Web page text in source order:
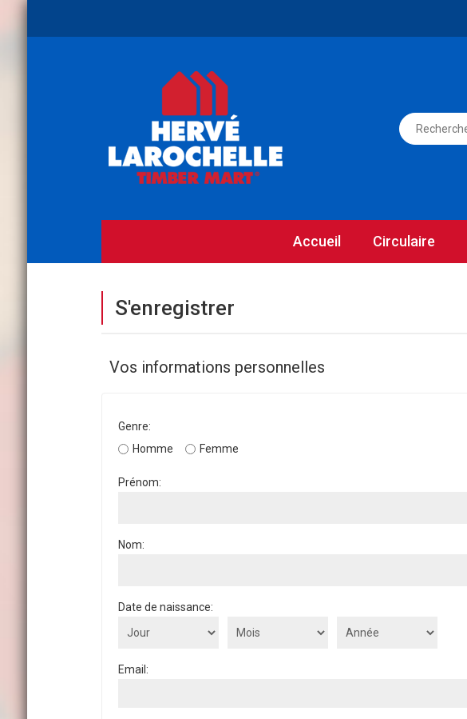
Accueil Circulaire
S'enregistrer
Vos informations personnelles
Genre:
Homme
Femme
Prénom:
Nom:
Date de naissance:
Email: